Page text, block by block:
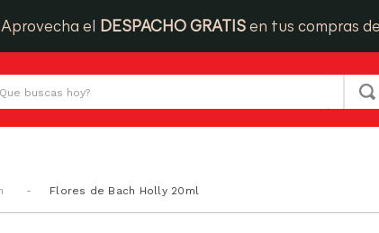
Aprovecha el DESPACHO GRATIS en tus compras
hoy?
Flores de Bach Holly 20ml